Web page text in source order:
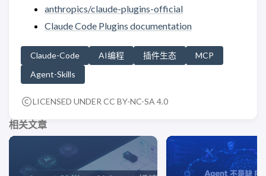
anthropics/claude-plugins-official
Claude Code Plugins documentation
Claude-Code AI编程 插件生态
MCP
Agent-Skills
LICENSED UNDER CC BY-NC-SA 4.0
相关文章